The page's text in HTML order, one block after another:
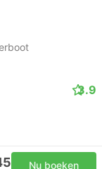
3.9
Nu boeken